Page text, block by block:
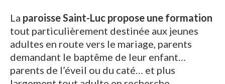
La paroisse Saint-Luc propose une formation
tout particulièrement destinée aux jeunes
adultes en route vers le mariage, parents
demandant le baptême de leur enfant…
parents de l’éveil ou du caté… et plus